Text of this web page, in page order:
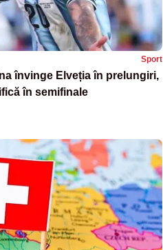
Sport
învinge Elveția în prelungiri,
în semifinale